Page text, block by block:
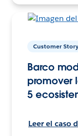
Customer Story
Barco
promover
5
Leer el caso